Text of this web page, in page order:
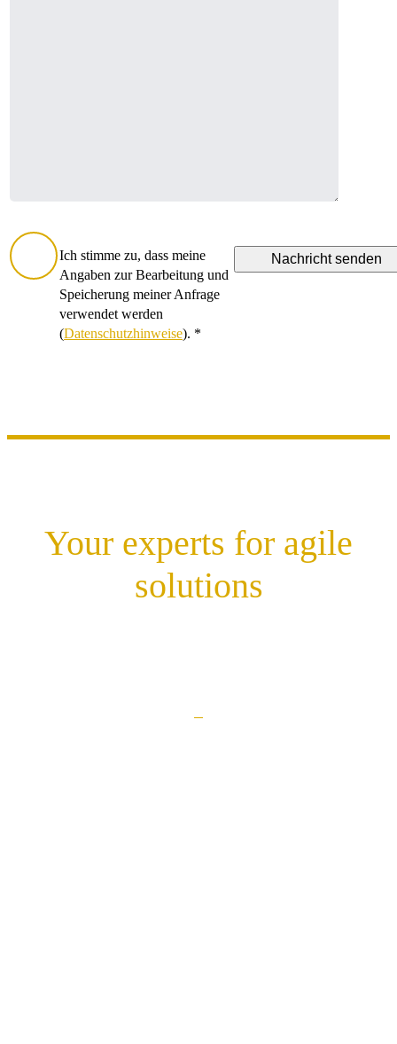
Ich stimme zu, dass meine
Angaben zur Bearbeitung und
Speicherung meiner Anfrage
verwendet werden
(Datenschutzhinweise). *
Your experts for agile
solutions